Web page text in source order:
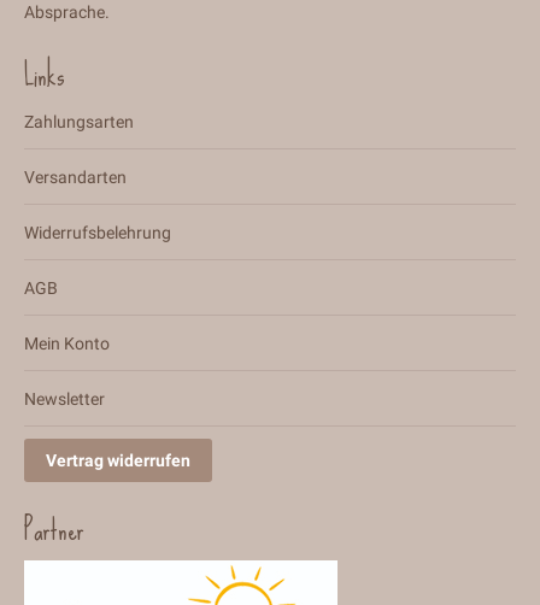
Absprache.
Links
Zahlungsarten
Versandarten
Widerrufsbelehrung
AGB
Mein Konto
Newsletter
Vertrag widerrufen
Partner